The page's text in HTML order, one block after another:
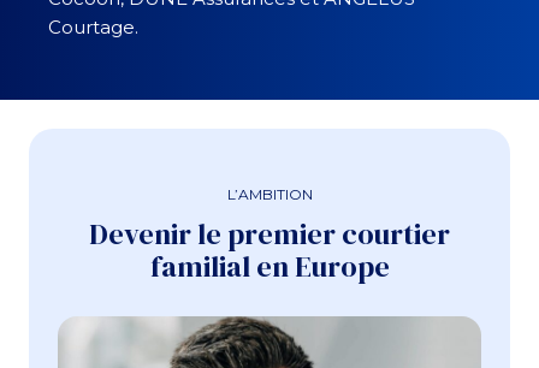
Courtage.
L’AMBITION
Devenir le premier courtier
familial en Europe